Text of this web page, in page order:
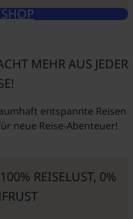
MEHR AUS JEDER
entspannte Reisen
neue Reise-Abenteuer!
REISELUST, 0%